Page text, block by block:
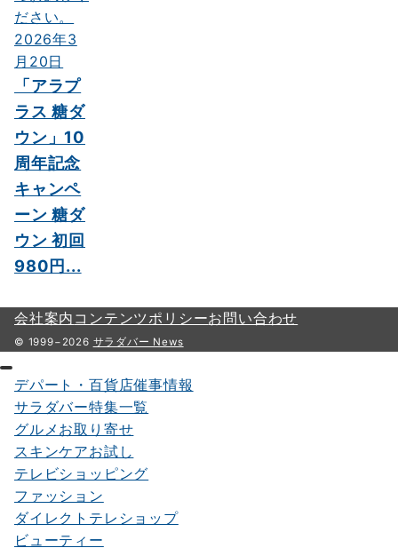
2026年3
月20日
「アラプ
ラス 糖ダ
ウン」10
周年記念
キャンペ
ーン 糖ダ
ウン 初回
980円...
会社案内 コンテンツポリシーお問い合わせ
© 1999−2026 サラダバー News
デパート・百貨店催事情報
サラダバー特集一覧
グルメお取り寄せ
スキンケアお試し
テレビショッピング
ファッション
ダイレクトテレショップ
ビューティー